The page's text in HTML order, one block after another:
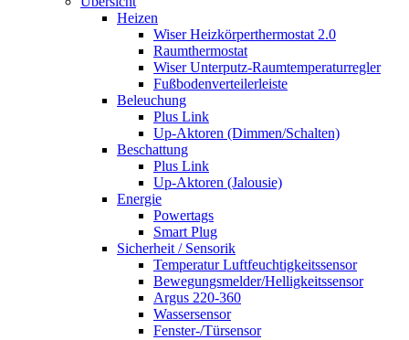
Heizen
Wiser Heizkörperthermostat 2.0
Raumthermostat
Wiser Unterputz-Raumtemperaturregler
Fußbodenverteilerleiste
Beleuchung
Plus Link
Up-Aktoren (Dimmen/Schalten)
Beschattung
Plus Link
Up-Aktoren (Jalousie)
Energie
Powertags
Smart Plug
Sicherheit / Sensorik
Temperatur Luftfeuchtigkeitssensor
Bewegungsmelder/Helligkeitssensor
Argus 220-360
Wassersensor
Fenster-/Türsensor